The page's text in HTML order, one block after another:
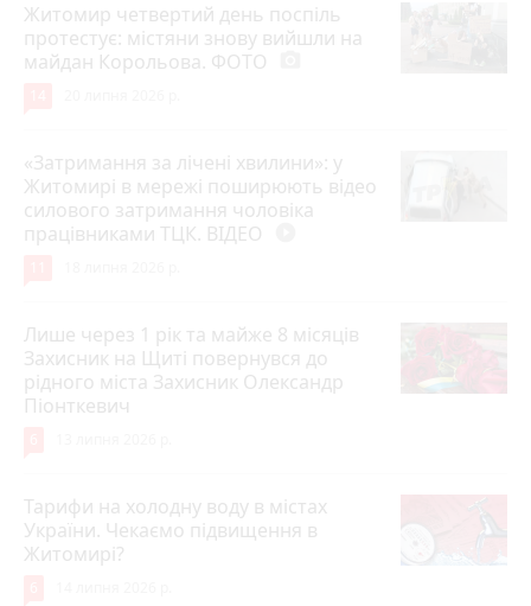
Житомир четвертий день поспіль
протестує: містяни знову вийшли на
майдан Корольова. ФОТО
«Затримання за лічені хвилини»: у
Житомирі в мережі поширюють відео
силового затримання чоловіка
працівниками ТЦК. ВІДЕО
Лише через 1 рік та майже 8 місяців
Захисник на Щиті повернувся до
рідного міста Захисник Олександр
Піонткевич
Тарифи на холодну воду в містах
України. Чекаємо підвищення в
Житомирі?